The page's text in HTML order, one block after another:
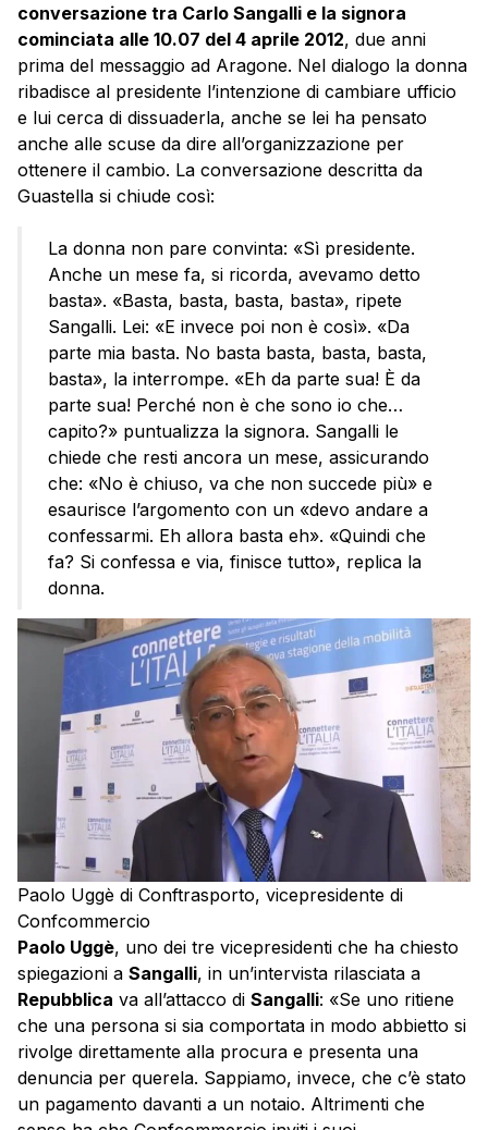
conversazione tra Carlo Sangalli e la signora
cominciata alle 10.07 del 4 aprile 2012, due anni
prima del messaggio ad Aragone. Nel dialogo la donna
ribadisce al presidente l’intenzione di cambiare ufficio
e lui cerca di dissuaderla, anche se lei ha pensato
anche alle scuse da dire all’organizzazione per
ottenere il cambio. La conversazione descritta da
Guastella si chiude così:
La donna non pare convinta: «Sì presidente.
Anche un mese fa, si ricorda, avevamo detto
basta». «Basta, basta, basta, basta», ripete
Sangalli. Lei: «E invece poi non è così». «Da
parte mia basta. No basta basta, basta, basta,
basta», la interrompe. «Eh da parte sua! È da
parte sua! Perché non è che sono io che…
capito?» puntualizza la signora. Sangalli le
chiede che resti ancora un mese, assicurando
che: «No è chiuso, va che non succede più» e
esaurisce l’argomento con un «devo andare a
confessarmi. Eh allora basta eh». «Quindi che
fa? Si confessa e via, finisce tutto», replica la
donna.
Paolo Uggè di Conftrasporto, vicepresidente di
Confcommercio
Paolo Uggè, uno dei tre vicepresidenti che ha chiesto
spiegazioni a Sangalli, in un’intervista rilasciata a
Repubblica va all’attacco di Sangalli: «Se uno ritiene
che una persona si sia comportata in modo abbietto si
rivolge direttamente alla procura e presenta una
denuncia per querela. Sappiamo, invece, che c’è stato
un pagamento davanti a un notaio. Altrimenti che